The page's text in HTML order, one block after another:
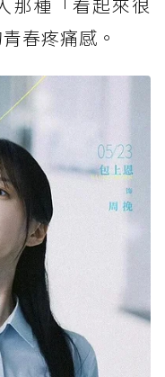
春疼痛感。